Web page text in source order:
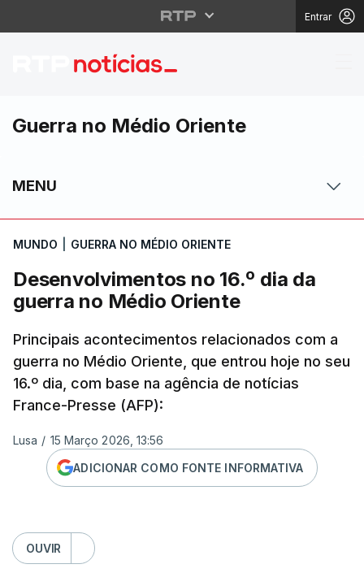
Entrar
Desenvolvimentos no
Guerra no Médio Oriente
MENU
MUNDO GUERRA NO MÉDIO ORIENTE
Desenvolvimentos no 16.º dia da
guerra no Médio Oriente
Principais acontecimentos relacionados com a
guerra no Médio Oriente, que entrou hoje no seu
16.º dia, com base na agência de notícias
France-Presse (AFP):
Lusa / 15 Março 2026, 13:56
ADICIONAR COMO FONTE INFORMATIVA
OUVIR